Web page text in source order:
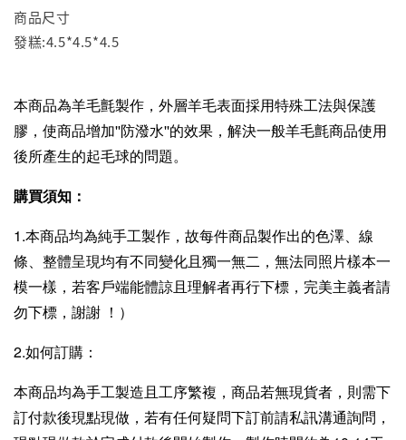
商品尺寸
發糕:4.5*4.5*4.5
本商品為羊毛氈製作，外層羊毛表面採用特殊工法與保護
膠，使商品增加''防潑水''的效果，解決一般羊毛氈商品使用
後所產生的起毛球的問題。
購買須知：
1.本商品均為純手工製作，故每件商品製作出的色澤、線
條、整體呈現均有不同變化且獨一無二，無法同照片樣本一
模一樣，若客戶端能體諒且理解者再行下標，完美主義者請
勿下標，謝謝 ！）
2.如何訂購：
本商品均為手工製造且工序繁複，商品若無現貨者，則需下
訂付款後現點現做，若有任何疑問下訂前請私訊溝通詢問，